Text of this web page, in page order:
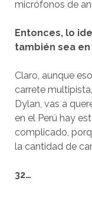
micrófonos de
Entonces, lo
también sea
Claro, aunque
carrete
Dylan, vas a
en el Perú hay
complicado,
la cantidad de
32…